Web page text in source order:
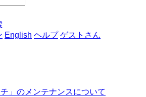
English ヘルプ ゲストさん
」のメンテナンスについて